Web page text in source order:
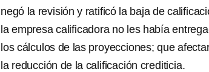
negó la revisión y ratificó la baja de
la empresa calificadora no les había
los cálculos de las proyecciones; que
la reducción de la calificación crediticia.